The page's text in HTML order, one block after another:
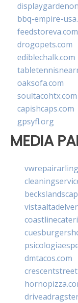
bbq-empire-
feedstoreva.com
drogopets.com
ediblechalk.com
oaksofa.com
soultacohtx.com
capishcaps.com
gpsyfl.org
MEDIA
dmtacos.com